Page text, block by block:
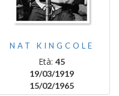
NAT KINGCOLE
Età: 45
19/03/1919
15/02/1965